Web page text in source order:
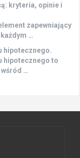
kryteria, opinie i
zapewniający
…
hipotecznego.
hipotecznego to
…